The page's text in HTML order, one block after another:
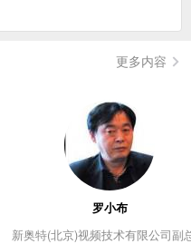
更多内容
罗小布
新奥特(北京)视频技术有限公司副